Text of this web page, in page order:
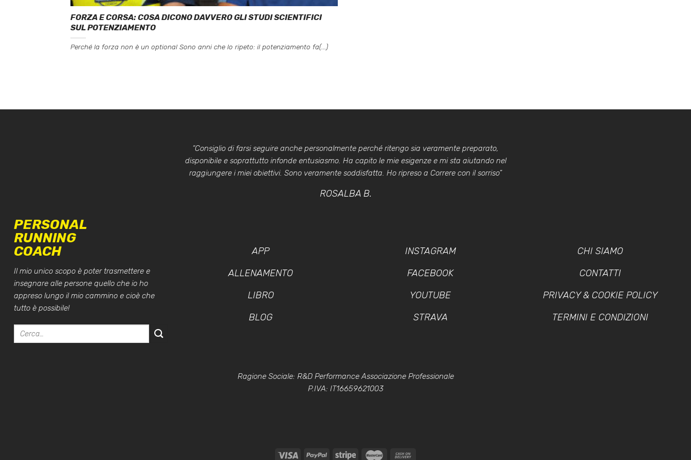
FORZA E CORSA: COSA DICONO DAVVERO GLI STUDI SCIENTIFICI
SUL POTENZIAMENTO
Perché la forza non è un optional Sono anni che lo ripeto: il potenziamento fa(...)
“Consiglio di farsi seguire anche personalmente perché ritengo sia veramente preparato,
disponibile e soprattutto infonde entusiasmo. Ha capito le mie esigenze e mi sta aiutando nel
raggiungere i miei obiettivi. Sono veramente soddisfatta. Ho ripreso a Correre con il sorriso”
ROSALBA B.
PERSONAL
RUNNING
COACH
Il mio unico scopo è poter trasmettere e
insegnare alle persone quello che io ho
appreso lungo il mio cammino e cioè che
tutto è possibile!
APP
ALLENAMENTO
LIBRO
BLOG
INSTAGRAM
FACEBOOK
YOUTUBE
STRAVA
CHI SIAMO
CONTATTI
PRIVACY & COOKIE POLICY
TERMINI E CONDIZIONI
Ragione Sociale: R&D Performance Associazione Professionale
P.IVA: IT16659621003